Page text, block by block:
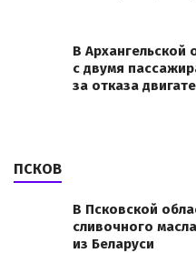
В Архангельской
с двумя
за отказа
ПСКОВ
В Псковской
сливочного
из Беларуси